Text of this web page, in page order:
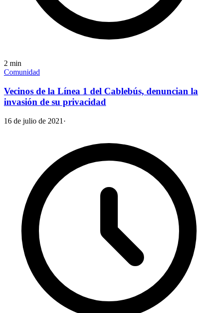
2 min
Comunidad
Vecinos de la Línea 1 del Cablebús, denuncian la
invasión de su privacidad
16 de julio de 2021 ·